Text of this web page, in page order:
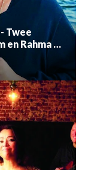
Twee
en Rahma el